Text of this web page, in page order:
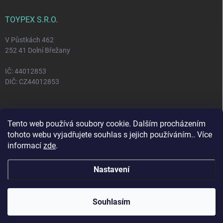
Tento web používá soubory cookie. Dalším procházením
tohoto webu vyjadřujete souhlas s jejich používáním.. Více
informací zde.
Nastavení
Souhlasím
TOYPEX S.R.O.
V Půstkách 462
252 41 Dolní Břežany
IČ: 44012853
DIČ: CZ44012853
Vytvořil Shoptet
Toypex. Všechna práva vyhrazena.
Odstoupit od smlouvy